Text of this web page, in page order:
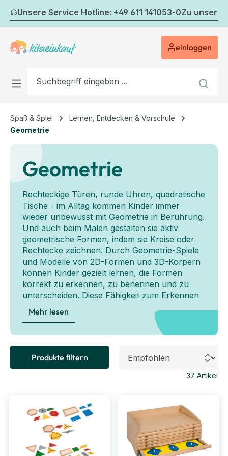
Zum Hauptinhalt springen
Unsere Service Hotline: +49 611 141053-0Zu
einloggen
Spaß & Spiel
Lernen, Entdecken & Vorschule
Geometrie
Geometrie
Rechteckige Türen, runde Uhren, quadratische
Tische - im Alltag kommen Kinder immer
wieder unbewusst mit Geometrie in Berührung.
Und auch beim Malen gestalten sie aktiv
geometrische Formen, indem sie Kreise oder
Rechtecke zeichnen. Durch Geometrie-Spiele
und Modelle von 2D-Formen und 3D-Körpern
können Kinder gezielt lernen, die Formen
korrekt zu erkennen, zu benennen und zu
unterscheiden. Diese Fähigkeit zum Erkennen
von Formen bildet die Grundlage für das
spätere Unterscheiden von Ziffern und
Mehr lesen
Produkte filtern
37 Artikel